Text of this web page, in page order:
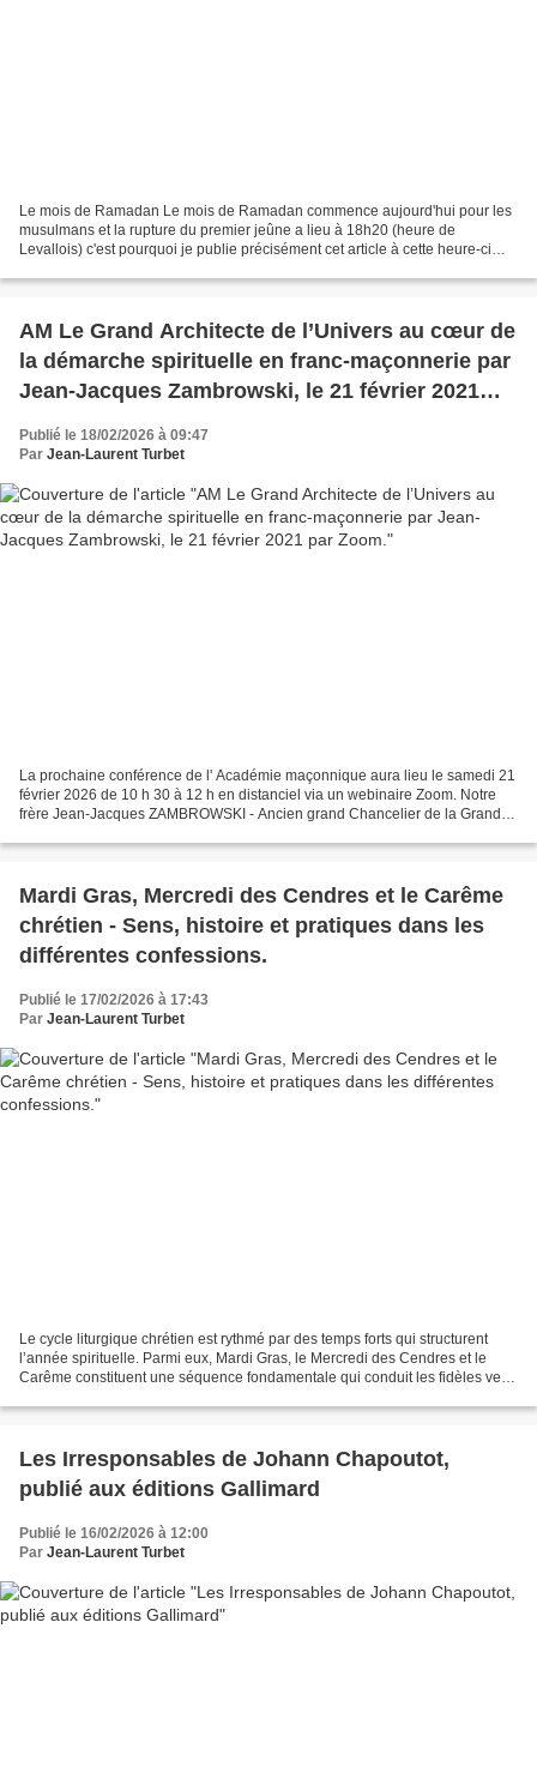
Le mois de Ramadan Le mois de Ramadan commence aujourd'hui pour les
musulmans et la rupture du premier jeûne a lieu à 18h20 (heure de
Levallois) c'est pourquoi je publie précisément cet article à cette heure-ci
AM Le Grand Architecte de l’Univers au cœur de
la démarche spirituelle en franc-maçonnerie par
Jean-Jacques Zambrowski, le 21 février 2021
par Zoom.
Publié le 18/02/2026 à 09:47
Par Jean-Laurent Turbet
La prochaine conférence de l' Académie maçonnique aura lieu le samedi 21
février 2026 de 10 h 30 à 12 h en distanciel via un webinaire Zoom. Notre
frère Jean-Jacques ZAMBROWSKI - Ancien grand Chancelier de la Grande
Mardi Gras, Mercredi des Cendres et le Carême
chrétien - Sens, histoire et pratiques dans les
différentes confessions.
Publié le 17/02/2026 à 17:43
Par Jean-Laurent Turbet
Le cycle liturgique chrétien est rythmé par des temps forts qui structurent
l’année spirituelle. Parmi eux, Mardi Gras, le Mercredi des Cendres et le
Carême constituent une séquence fondamentale qui conduit les fidèles vers
Les Irresponsables de Johann Chapoutot,
publié aux éditions Gallimard
Publié le 16/02/2026 à 12:00
Par Jean-Laurent Turbet